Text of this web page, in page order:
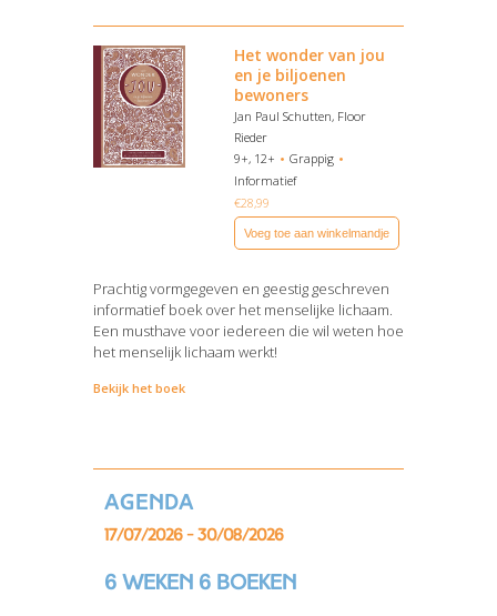
Het wonder van jou
en je biljoenen
bewoners
Jan Paul Schutten, Floor
Rieder
9+, 12+
Grappig
Informatief
€28,99
Voeg toe aan winkelmandje
Prachtig vormgegeven en geestig geschreven
informatief boek over het menselijke lichaam.
Een musthave voor iedereen die wil weten hoe
het menselijk lichaam werkt!
Bekijk het boek
Agenda
17/07/2026 - 30/08/2026
6 weken 6 boeken